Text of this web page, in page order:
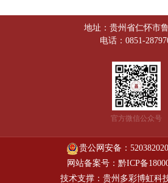
地址：贵州省仁怀市
电话：0851-
官方微信公众号
贵公网安备：
网站备案号：黔ICP备
技术支撑：贵州多彩博虹科